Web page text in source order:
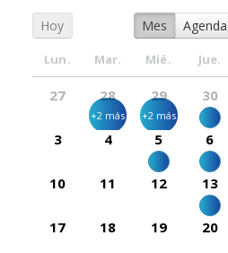
Hoy Mes Agenda
Lun. Mar. Mié. Jue.
27 28 29 30
+2 más +2 más
3 4 5 6
10 11 12 13
17 18 19 20